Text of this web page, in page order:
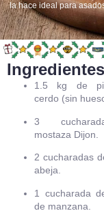
la hace ideal para
1.5 kg de
cerdo (sin
3
mostaza Dijon.
2 cucharadas
abeja.
1 cucharada
de manzana.